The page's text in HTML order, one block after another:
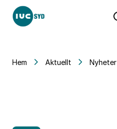
Hem Aktuellt Nyheter